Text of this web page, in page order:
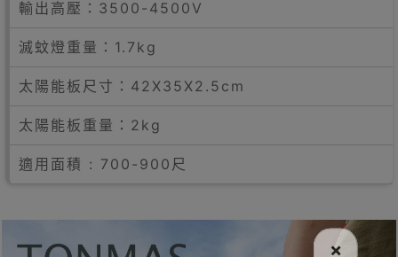
輸出高壓：3500-4500V
滅蚊燈重量：1.7kg
太陽能板尺寸：42X35X2.5cm
太陽能板重量：2kg
適用面積 : 700-900尺
×